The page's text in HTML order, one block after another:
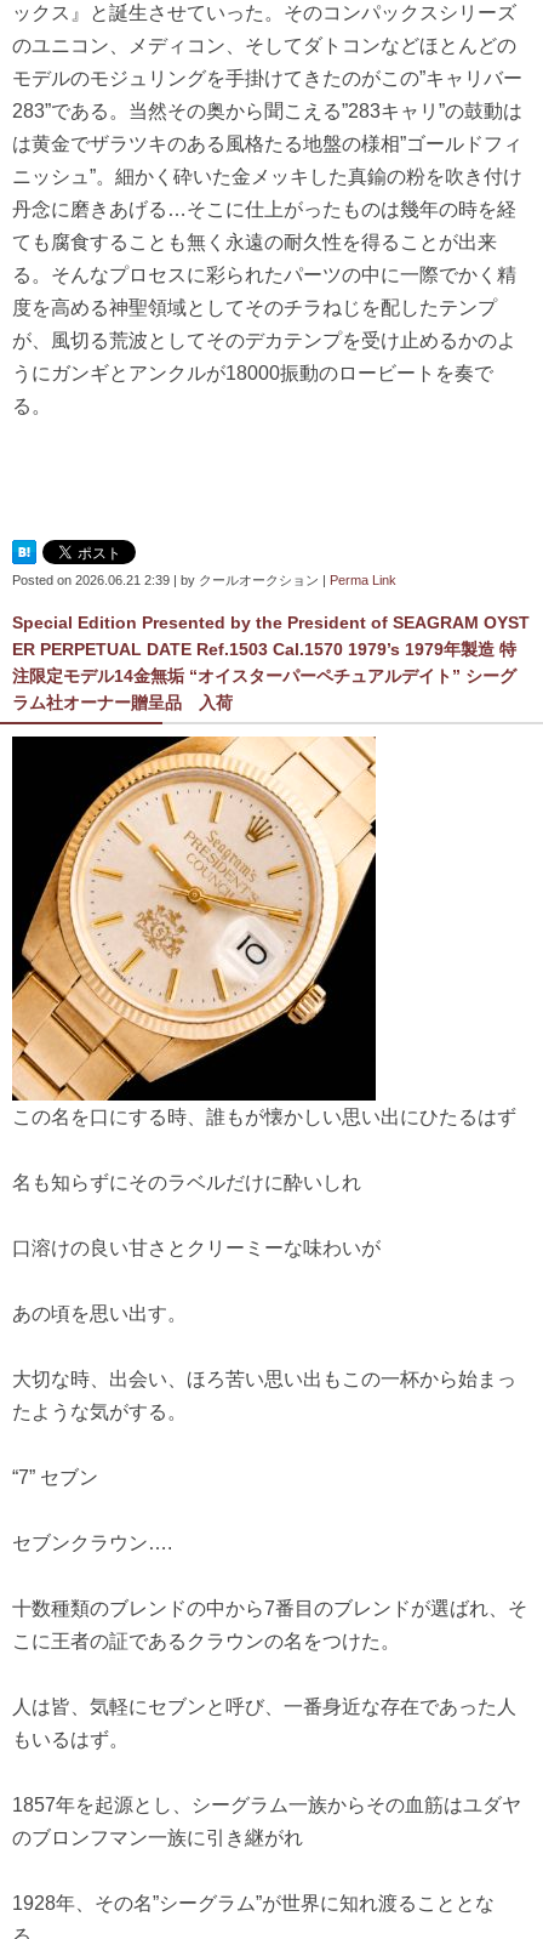
ックス』と誕生させていった。そのコンパックスシリーズ
のユニコン、メディコン、そしてダトコンなどほとんどの
モデルのモジュリングを手掛けてきたのがこの”キャリバー
283”である。当然その奥から聞こえる”283キャリ”の鼓動は
は黄金でザラツキのある風格たる地盤の様相”ゴールドフィ
ニッシュ”。細かく砕いた金メッキした真鍮の粉を吹き付け
丹念に磨きあげる…そこに仕上がったものは幾年の時を経
ても腐食することも無く永遠の耐久性を得ることが出来
る。そんなプロセスに彩られたパーツの中に一際でかく精
度を高める神聖領域としてそのチラねじを配したテンプ
が、風切る荒波としてそのデカテンプを受け止めるかのよ
うにガンギとアンクルが18000振動のロービートを奏で
る。
Posted on 2026.06.21 2:39 | by クールオークション | Perma Link
Special Edition Presented by the President of SEAGRAM OYST
ER PERPETUAL DATE Ref.1503 Cal.1570 1979’s 1979年製造 特
注限定モデル14金無垢 “オイスターパーペチュアルデイト” シーグ
ラム社オーナー贈呈品 入荷
この名を口にする時、誰もが懐かしい思い出にひたるはず
名も知らずにそのラベルだけに酔いしれ
口溶けの良い甘さとクリーミーな味わいが
あの頃を思い出す。
大切な時、出会い、ほろ苦い思い出もこの一杯から始まっ
たような気がする。
“7” セブン
セブンクラウン….
十数種類のブレンドの中から7番目のブレンドが選ばれ、そ
こに王者の証であるクラウンの名をつけた。
人は皆、気軽にセブンと呼び、一番身近な存在であった人
もいるはず。
1857年を起源とし、シーグラム一族からその血筋はユダヤ
のブロンフマン一族に引き継がれ
1928年、その名”シーグラム”が世界に知れ渡ることとな